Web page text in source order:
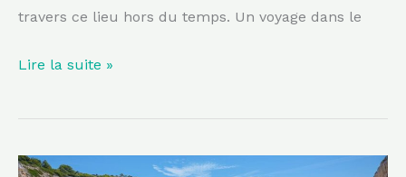
travers ce lieu hors du temps. Un voyage dans le
Lire la suite »
Découvrez